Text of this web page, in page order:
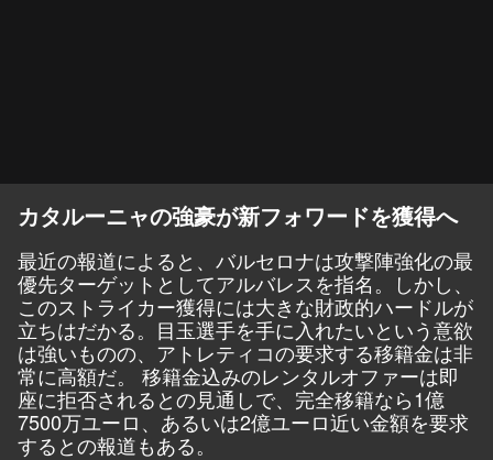
カタルーニャの強豪が新フォワードを獲得へ
最近の報道によると、バルセロナは攻撃陣強化の最
優先ターゲットとしてアルバレスを指名。しかし、
このストライカー獲得には大きな財政的ハードルが
立ちはだかる。目玉選手を手に入れたいという意欲
は強いものの、アトレティコの要求する移籍金は非
常に高額だ。 移籍金込みのレンタルオファーは即
座に拒否されるとの見通しで、完全移籍なら1億
7500万ユーロ、あるいは2億ユーロ近い金額を要求
するとの報道もある。